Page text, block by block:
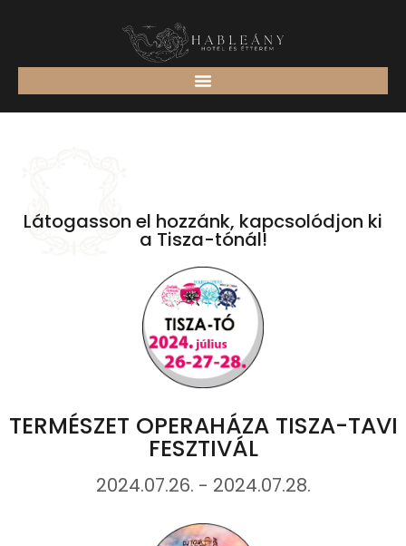
Látogasson el hozzánk, kapcsolódjon ki
a Tisza-tónál!
TERMÉSZET OPERAHÁZA TISZA-TAVI
FESZTIVÁL
2024.07.26. - 2024.07.28.